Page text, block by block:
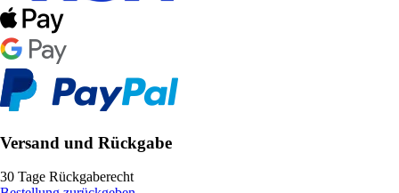
Versand und Rückgabe
30 Tage Rückgaberecht